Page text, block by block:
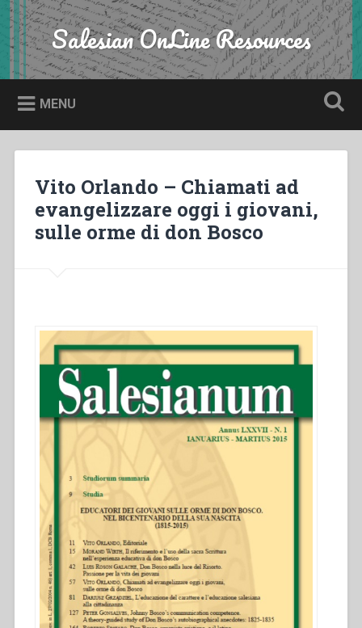
Skip
to
content
Search Salesian OnLine Resources
MENU
Vito Orlando – Chiamati ad
evangelizzare oggi i giovani,
sulle orme di don Bosco